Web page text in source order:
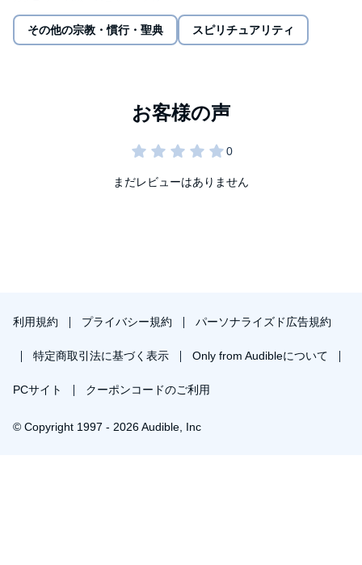
Although the impact of the coronavirus pandemic affects the
society and the world to which you belong, you will find clues to
その他の宗教・慣行・聖典 スピリチュアリティ
まだレビューはありません
利用規約 プライバシー規約 パーソナライズド広告規約
特定商取引法に基づく表示 Only from Audibleについて
PCサイト クーポンコードのご利用
© Copyright 1997 - 2026 Audible, Inc